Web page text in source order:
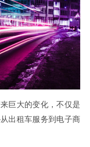
巨大的变化，不仅是
出租车服务到电子商